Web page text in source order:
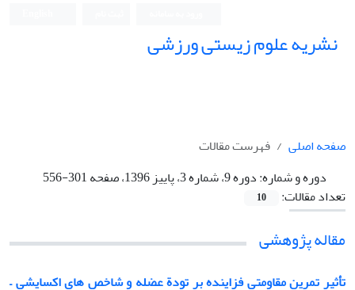
نشریه علوم زیستی ورزشی
صفحه اصلی
فهرست مقالات
دوره و شماره:دوره 9، شماره 3، پاییز 1396، صفحه 301-556
تعداد مقالات:
10
مقاله پژوهشی
تأثیر تمرین مقاومتی فزاینده بر تودة عضله و شاخص های اکسایشی –